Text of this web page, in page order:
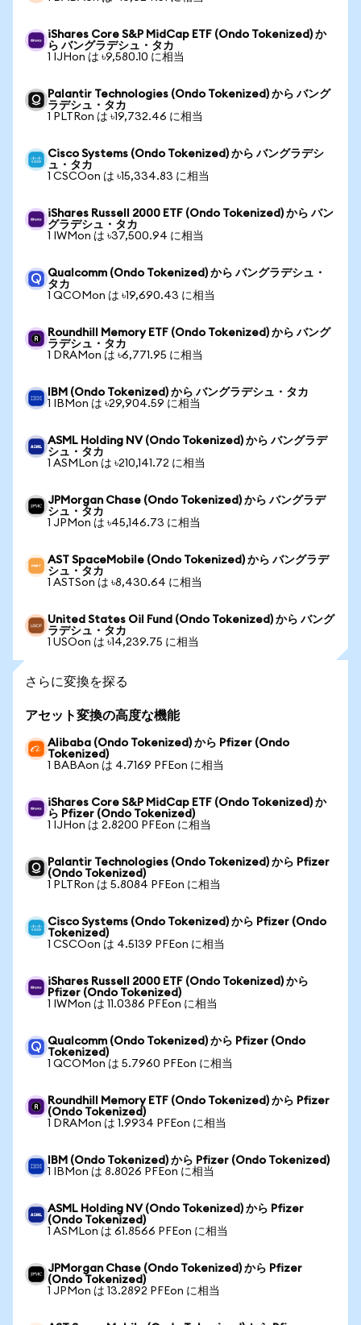
iShares Core S&P MidCap ETF (Ondo Tokenized) か
ら バングラデシュ・タカ
1 IJHon は ৳9,580.10 に相当
Palantir Technologies (Ondo Tokenized) から バング
ラデシュ・タカ
1 PLTRon は ৳19,732.46 に相当
Cisco Systems (Ondo Tokenized) から バングラデシ
ュ・タカ
1 CSCOon は ৳15,334.83 に相当
iShares Russell 2000 ETF (Ondo Tokenized) から バン
グラデシュ・タカ
1 IWMon は ৳37,500.94 に相当
Qualcomm (Ondo Tokenized) から バングラデシュ・
タカ
1 QCOMon は ৳19,690.43 に相当
Roundhill Memory ETF (Ondo Tokenized) から バング
ラデシュ・タカ
1 DRAMon は ৳6,771.95 に相当
IBM (Ondo Tokenized) から バングラデシュ・タカ
1 IBMon は ৳29,904.59 に相当
ASML Holding NV (Ondo Tokenized) から バングラデ
シュ・タカ
1 ASMLon は ৳210,141.72 に相当
JPMorgan Chase (Ondo Tokenized) から バングラデ
シュ・タカ
1 JPMon は ৳45,146.73 に相当
AST SpaceMobile (Ondo Tokenized) から バングラデ
シュ・タカ
1 ASTSon は ৳8,430.64 に相当
United States Oil Fund (Ondo Tokenized) から バング
ラデシュ・タカ
1 USOon は ৳14,239.75 に相当
さらに変換を探る
アセット変換の高度な機能
Alibaba (Ondo Tokenized) から Pfizer (Ondo
Tokenized)
1 BABAon は 4.7169 PFEon に相当
iShares Core S&P MidCap ETF (Ondo Tokenized) か
ら Pfizer (Ondo Tokenized)
1 IJHon は 2.8200 PFEon に相当
Palantir Technologies (Ondo Tokenized) から Pfizer
(Ondo Tokenized)
1 PLTRon は 5.8084 PFEon に相当
Cisco Systems (Ondo Tokenized) から Pfizer (Ondo
Tokenized)
1 CSCOon は 4.5139 PFEon に相当
iShares Russell 2000 ETF (Ondo Tokenized) から
Pfizer (Ondo Tokenized)
1 IWMon は 11.0386 PFEon に相当
Qualcomm (Ondo Tokenized) から Pfizer (Ondo
Tokenized)
1 QCOMon は 5.7960 PFEon に相当
Roundhill Memory ETF (Ondo Tokenized) から Pfizer
(Ondo Tokenized)
1 DRAMon は 1.9934 PFEon に相当
IBM (Ondo Tokenized) から Pfizer (Ondo Tokenized)
1 IBMon は 8.8026 PFEon に相当
ASML Holding NV (Ondo Tokenized) から Pfizer
(Ondo Tokenized)
1 ASMLon は 61.8566 PFEon に相当
JPMorgan Chase (Ondo Tokenized) から Pfizer
(Ondo Tokenized)
1 JPMon は 13.2892 PFEon に相当